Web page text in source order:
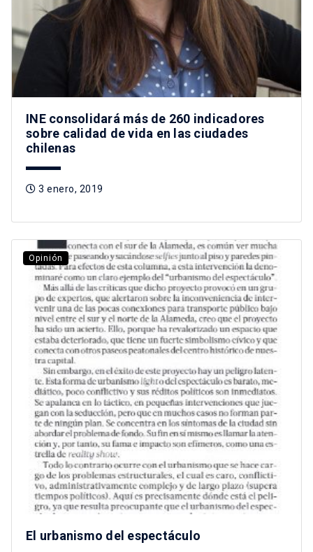
INE consolidará más de 260 indicadores
sobre calidad de vida en las ciudades
chilenas
3 enero, 2019
Opinión
El urbanismo del espectáculo